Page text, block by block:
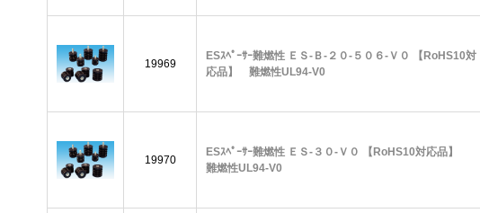
19969
ESｽﾍﾟｰｻｰ難燃性 ＥＳ-Ｂ-２０-５０６-Ｖ０ 【RoHS10対
応品】 難燃性UL94-V0
19970
ESｽﾍﾟｰｻｰ難燃性 ＥＳ-３０-Ｖ０ 【RoHS10対応品】
難燃性UL94-V0